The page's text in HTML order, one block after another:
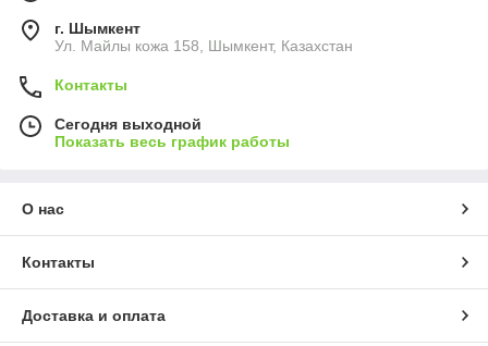
г. Шымкент
Ул. Майлы кожа 158, Шымкент, Казахстан
Контакты
Сегодня выходной
Показать весь график работы
О нас
Контакты
Доставка и оплата